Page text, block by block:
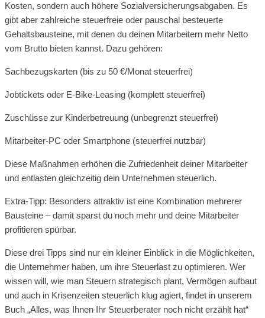
Kosten, sondern auch höhere Sozialversicherungsabgaben. Es
gibt aber zahlreiche steuerfreie oder pauschal besteuerte
Gehaltsbausteine, mit denen du deinen Mitarbeitern mehr Netto
vom Brutto bieten kannst. Dazu gehören:
Sachbezugskarten (bis zu 50 €/Monat steuerfrei)
Jobtickets oder E-Bike-Leasing (komplett steuerfrei)
Zuschüsse zur Kinderbetreuung (unbegrenzt steuerfrei)
Mitarbeiter-PC oder Smartphone (steuerfrei nutzbar)
Diese Maßnahmen erhöhen die Zufriedenheit deiner Mitarbeiter
und entlasten gleichzeitig dein Unternehmen steuerlich.
Extra-Tipp: Besonders attraktiv ist eine Kombination mehrerer
Bausteine – damit sparst du noch mehr und deine Mitarbeiter
profitieren spürbar.
Diese drei Tipps sind nur ein kleiner Einblick in die Möglichkeiten,
die Unternehmer haben, um ihre Steuerlast zu optimieren. Wer
wissen will, wie man Steuern strategisch plant, Vermögen aufbaut
und auch in Krisenzeiten steuerlich klug agiert, findet in unserem
Buch „Alles, was Ihnen Ihr Steuerberater noch nicht erzählt hat“